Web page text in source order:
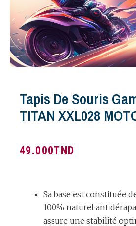
Tapis De Souris
TITAN XXL028
49.000TND
Sa base est constituée
100% naturel
assure une stabilité